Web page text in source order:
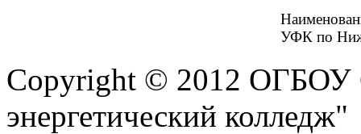
УФК по
Copyright © 2012 ОГБОУ
энергетический колледж"